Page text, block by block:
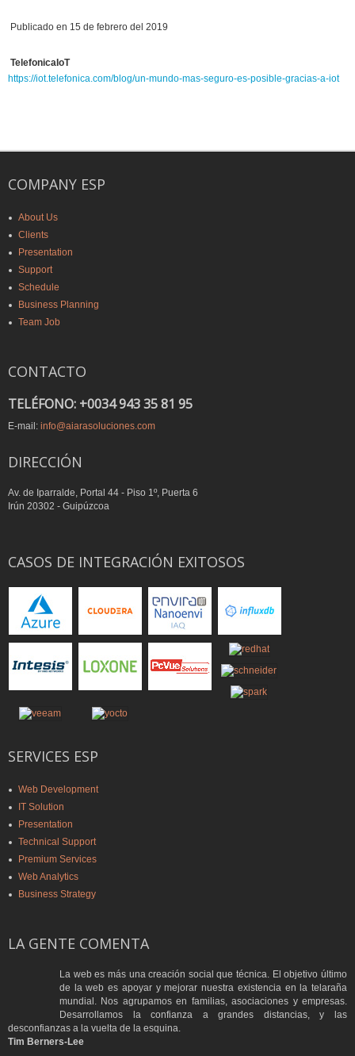
Publicado en 15 de febrero del 2019
TelefonicaIoT
https://iot.telefonica.com/blog/un-mundo-mas-seguro-es-posible-gracias-a-iot
COMPANY ESP
About Us
Clients
Presentation
Support
Schedule
Business Planning
Team Job
CONTACTO
TELÉFONO: +0034 943 35 81 95
E-mail: info@aiarasoluciones.com
DIRECCIÓN
Av. de Iparralde, Portal 44 - Piso 1º, Puerta 6
Irún 20302 - Guipúzcoa
CASOS DE INTEGRACIÓN EXITOSOS
SERVICES ESP
Web Development
IT Solution
Presentation
Technical Support
Premium Services
Web Analytics
Business Strategy
LA GENTE COMENTA
La web es más una creación social que técnica. El objetivo último
de la web es apoyar y mejorar nuestra existencia en la telaraña
mundial. Nos agrupamos en familias, asociaciones y empresas.
Desarrollamos la confianza a grandes distancias, y las
desconfianzas a la vuelta de la esquina.
Tim Berners-Lee